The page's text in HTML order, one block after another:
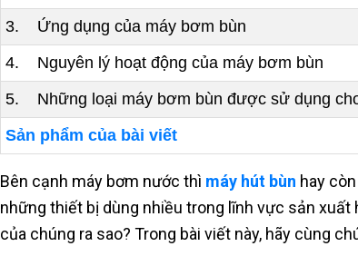
3. Ứng dụng của máy bơm bùn
4. Nguyên lý hoạt động của máy bơm bùn
5. Những loại máy bơm bùn được sử dụng
Sản phẩm của bài viết
Bên cạnh máy bơm nước thì máy hút bùn hay
những thiết bị dùng nhiều trong lĩnh vực sản xuất
của chúng ra sao? Trong bài viết này, hãy cùng